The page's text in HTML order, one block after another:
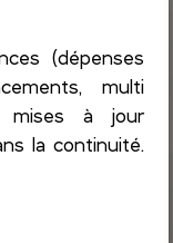
(dépenses
multi
mises à jour
la continuité.